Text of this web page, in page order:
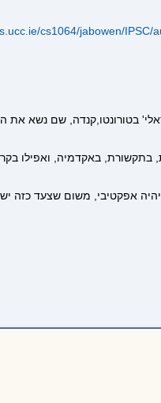
cs1064/jabowen/IPSC/
בטורונטו, קנדה, שם נשא את
בתקשורת, באקדמיה, ואפילו
אפקטיבי, משום שצעד כזה